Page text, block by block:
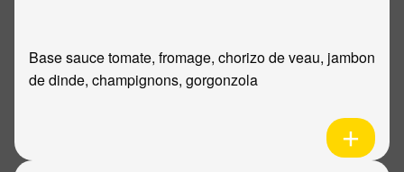
Base sauce tomate, fromage, chorizo de veau, jambon
de dinde, champignons, gorgonzola